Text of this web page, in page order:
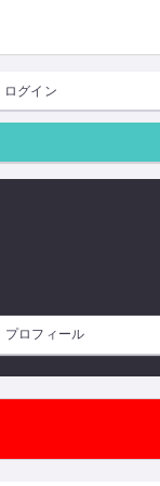
ログイン
プロフィール